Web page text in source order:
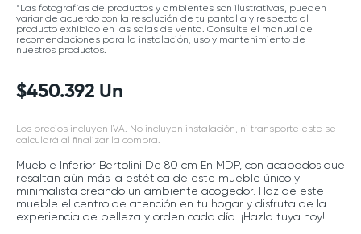
*Las fotografías de productos y ambientes son ilustrativas, pueden
variar de acuerdo con la resolución de tu pantalla y respecto al
producto exhibido en las salas de venta. Consulte el manual de
recomendaciones para la instalación, uso y mantenimiento de
nuestros productos.
$450.392 Un
Los precios incluyen IVA. No incluyen instalación, ni transporte este se
calculará al finalizar la compra.
Mueble Inferior Bertolini De 80 cm En MDP, con acabados que
resaltan aún más la estética de este mueble único y
minimalista creando un ambiente acogedor. Haz de este
mueble el centro de atención en tu hogar y disfruta de la
experiencia de belleza y orden cada día. ¡Hazla tuya hoy!